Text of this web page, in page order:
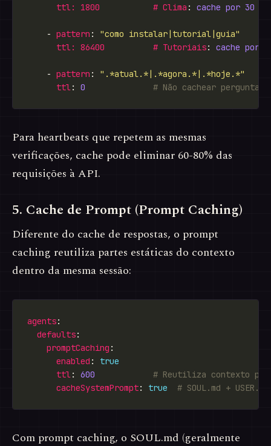
ttl: 1800           # Clima : cache por 30
    -
pattern : "como instalar|tutorial|guia"
ttl: 86400          # Tutoriais: cache por
    -
pattern : ".*atual.*|.*agora.*|.*hoje.*"
ttl: 0 # Não cachear
Para heartbeats que repetem as mesmas
verificações, cache pode eliminar 60-80% das
requisições à API.
5. Cache de Prompt (Prompt Caching)
Diferente do cache de respostas, o prompt
caching reutiliza partes estáticas do contexto
dentro da mesma sessão:
agents
defaults
promptCaching
enabled : true
ttl: 600
# Reutiliza contexto por
cacheSystemPrompt: true # SOUL.md +
Com prompt caching, o SOUL.md (geralmente